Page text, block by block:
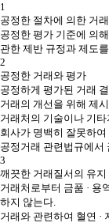
1
공정한 절차에 의한 거
공정한 평가 기준에 의
관한 제반 규정과 제도
2
공정한 거래와 평가
공정하게 평가된 거래
거래의 개선을 위해 제
거래처의 기술이나 기
회사가 명백히 잘못하
공정거래 관련법규에서
3
깨끗한 거래질서의 유지
거래처로부터 금품 · 용
하지 않는다.
거래와 관련하여 혈연 ·